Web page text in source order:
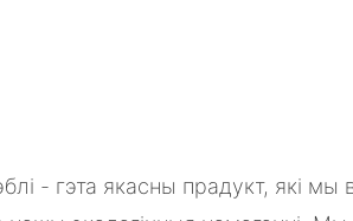
- гэта якасны прадукт, які